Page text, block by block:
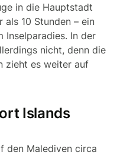
in die Hauptstadt
als 10 Stunden – ein
Inselparadies. In der
nicht, denn die
zieht es weiter auf
Islands
den Malediven circa